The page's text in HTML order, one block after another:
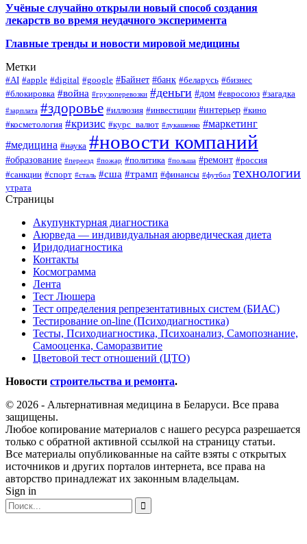
Учёные случайно открыли новый способ создания
лекарств во время неудачного эксперимента
Главные тренды и новости мировой медицины
Метки
#AI #apple #digital #google #Байнет #банк #беларусь #бизнес
#блокировка #война #грузоперевозки #деньги #дом #евросоюз #загадка
#зарплата #здоровье #иллюзия #инвестиции #интерьер #кино
#косметология #кризис #курс_валют #лукашенко #маркетинг
#медицина #наука #новости компаний
#образование #переезд #пожар #политика #польша #ремонт #россия
#санкции #спорт #сталь #сша #трамп #финансы #футбол технологии
утрата
Страницы
Акупунктурная диагностика
Аюрведа — индивидуальная аюрведическая диета
Иридодиагностика
Контакты
Космограмма
Лента
Тест Люшера
Тест определения репрезентативных систем (БИАС)
Тестирование on-line (Психодиагностика)
Тесты, Психодиагностика, Психоанализ, Самопознание,
Самооценка, Саморазвитие
Цветовой тест отношений (ЦТО)
Новости строительства и ремонта.
© 2026 - Альтернативная медицина в Беларуси. Все права
защищены.
Любое копирование материалов с нашего ресурса разрешается
только с обратной активной ссылкой на страницу статьи.
Все материалы опубликованные на сайте взяты с открытых
источников и других порталов интернета, все права на
авторство принадлежат их законным владельцам.
Sign in